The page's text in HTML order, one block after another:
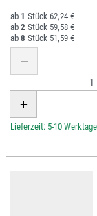
1
62,24 €
2
59,58 €
8
51,59 €